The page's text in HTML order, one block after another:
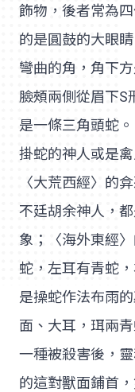
飾物，後者常為
的是圓鼓的大眼
彎曲的角，角下
臉頰兩側從眉下S
是一條三角頭蛇
掛蛇的神人或是
〈大荒西經〉的
不廷胡余神人，
象；〈海外東經
蛇，左耳有青蛇
是操蛇作法布雨
面、大耳，珥兩
一種被殺害後，
的這對獸面鋪首